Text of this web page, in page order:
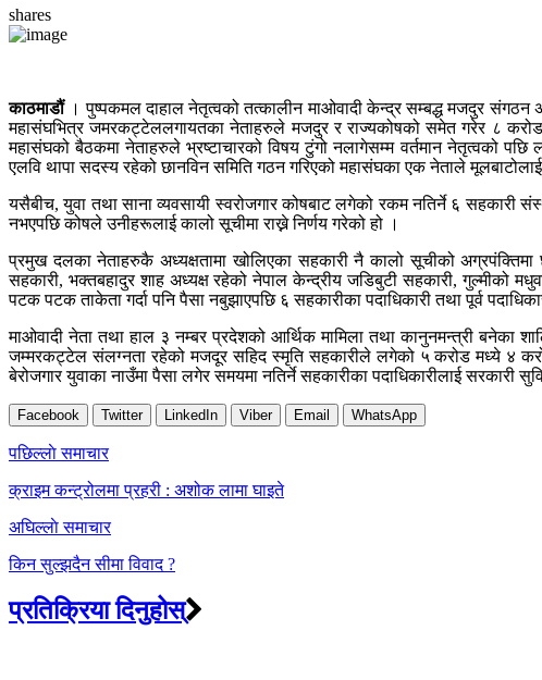
shares
काठमाडौं। पुष्पकमल दाहाल नेतृत्वको तत्कालीन माओवादी केन्द्र सम्बद्ध मजदुर
महासंघभित्र जमरकट्टेललगायतका नेताहरुले मजदुर र राज्यकोषको समेत गरेर ८
महासंघको बैठकमा नेताहरुले भ्रष्टाचारको विषय टुंगो नलागेसम्म वर्तमान नेतृत्वको
एलवि थापा सदस्य रहेको छानविन समिति गठन गरिएको महासंघका एक नेताले
यसैबीच, युवा तथा साना व्यवसायी स्वरोजगार कोषबाट लगेको रकम नतिर्ने ६ सहकारी
नभएपछि कोषले उनीहरूलाई कालो सूचीमा राख्ने निर्णय गरेको हो ।
प्रमुख दलका नेताहरुकै अध्यक्षतामा खोलिएका सहकारी नै कालो सूचीको
सहकारी, भक्तबहादुर शाह अध्यक्ष रहेको नेपाल केन्द्रीय जडिबुटी सहकारी,
पटक पटक ताकेता गर्दा पनि पैसा नबुझाएपछि ६ सहकारीका पदाधिकारी तथा पूर्व
माओवादी नेता तथा हाल ३ नम्बर प्रदेशको आर्थिक मामिला तथा कानुनमन्त्री
जम्मरकट्टेल संलग्नता रहेको मजदूर सहिद स्मृति सहकारीले लगेको ५ करोड मध्ये ४
बेरोजगार युवाका नाउँमा पैसा लगेर समयमा नतिर्ने सहकारीका पदाधिकारीलाई सरकारी
Facebook Twitter LinkedIn Viber Email WhatsApp
Post
navigation
पछिल्लाे समाचार
क्राइम कन्ट्रोलमा प्रहरी : अशोक लामा घाइते
अघिल्लाे समाचार
किन सुल्झदैन सीमा विवाद ?
प्रतिक्रिया दिनुहोस्